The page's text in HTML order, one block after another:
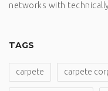
networks with
TAGS
carpete carpete